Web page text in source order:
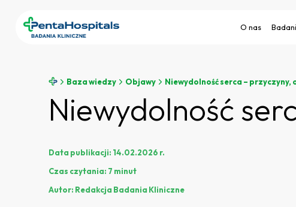
O nas
Baza wiedzy Objawy Niewydolność serca – przyczyny,
Niewydolność
Data publikacji: 14.02.2026 r.
Czas czytania: 7 minut
Autor: Redakcja Badania Kliniczne